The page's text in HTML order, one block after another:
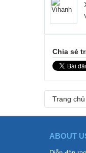
Chia sẻ
Trang chủ
ABOUT